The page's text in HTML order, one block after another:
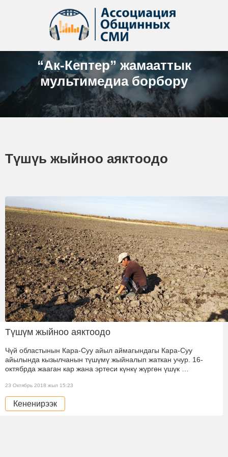
“Ак-Кептер” жамааттык
мультимедиа борбору
Түшүь жыйноо аяктоодо
Түшүм жыйноо аяктоодо
Чүй областынын Кара-Суу айыл аймагындагы Кара-Суу
айылында кызылчанын түшүмү жыйналып жаткан учур. 16-
октябрда жааган кар жана эртеси күнкү жүргөн үшүк …
23 Октябрь 2018 жыл 15:23
Кененирээк